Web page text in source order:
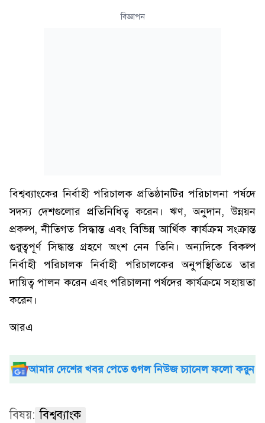
বিজ্ঞাপন
বিশ্বব্যাংকের নির্বাহী পরিচালক প্রতিষ্ঠানটির পরিচালনা পর্ষদে
সদস্য দেশগুলোর প্রতিনিধিত্ব করেন। ঋণ, অনুদান, উন্নয়ন
প্রকল্প, নীতিগত সিদ্ধান্ত এবং বিভিন্ন আর্থিক কার্যক্রম সংক্রান্ত
গুরুত্বপূর্ণ সিদ্ধান্ত গ্রহণে অংশ নেন তিনি। অন্যদিকে বিকল্প
নির্বাহী পরিচালক নির্বাহী পরিচালকের অনুপস্থিতিতে তার
দায়িত্ব পালন করেন এবং পরিচালনা পর্ষদের কার্যক্রমে সহায়তা
করেন।
আরএ
আমার দেশের খবর পেতে গুগল নিউজ চ্যানেল ফলো করুন
বিষয়: বিশ্বব্যাংক